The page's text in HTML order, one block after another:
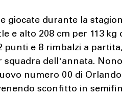
giocate durante la
e alto 208 cm per 113
punti e 8 rimbalzi a
squadra dell'annata.
numero 00 di
sconfitto in